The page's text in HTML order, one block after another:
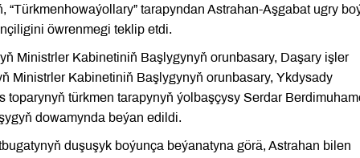
tarapyndan Astrahan-Aşgabat ugry
öwrenmegi teklip etdi.
Ministrler Kabinetiniň Başlygynyň orunbasary, Daşary işler
Ministrler Kabinetiniň Başlygynyň orunbasary, Ykdysady
toparynyň türkmen tarapynyň ýolbaşçysy Serdar
dowamynda beýan edildi.
duşuşyk boýunça beýanatyna görä, Astrahan bilen